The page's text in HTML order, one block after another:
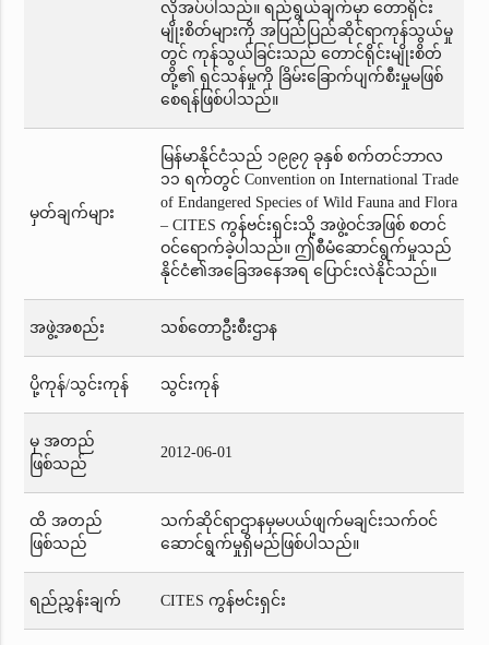
လိုအပ်ပါသည်။ ရည်ရွယ်ချက်မှာ တောရိုင်း
မျိုးစိတ်များကို အပြည်ပြည်ဆိုင်ရာကုန်သွယ်မှု
တွင် ကုန်သွယ်ခြင်းသည် တောင်ရိုင်းမျိုးစိတ်
တို့၏ ရှင်သန်မှုကို ခြိမ်းခြောက်ပျက်စီးမှုမဖြစ်
စေရန်ဖြစ်ပါသည်။
မှတ်ချက်များ
မြန်မာနိုင်ငံသည် ၁၉၉၇ ခုနှစ် စက်တင်ဘာလ
၁၁ ရက်တွင် Convention on International Trade
of Endangered Species of Wild Fauna and Flora
– CITES ကွန်ဗင်းရှင်းသို့ အဖွဲ့ဝင်အဖြစ် စတင်
ဝင်ရောက်ခဲ့ပါသည်။ ဤစီမံဆောင်ရွက်မှုသည်
နိုင်ငံ၏အခြေအနေအရ ပြောင်းလဲနိုင်သည်။
အဖွဲ့အစည်း သစ်တောဦးစီးဌာန
ပို့ကုန်/သွင်းကုန် သွင်းကုန်
မှ အတည်
ဖြစ်သည်
2012-06-01
ထိ အတည်
ဖြစ်သည်
သက်ဆိုင်ရာဌာနမှမပယ်ဖျက်မချင်းသက်ဝင်
ဆောင်ရွက်မှုရှိမည်ဖြစ်ပါသည်။
ရည်ညွှန်းချက် CITES ကွန်ဗင်းရှင်း